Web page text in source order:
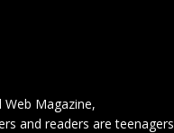
Magazine,
and readers are teenagers